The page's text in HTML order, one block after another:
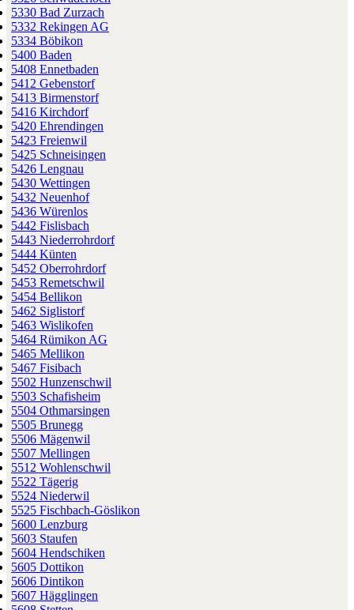
5330 Bad Zurzach
5332 Rekingen AG
5334 Böbikon
5400 Baden
5408 Ennetbaden
5412 Gebenstorf
5413 Birmenstorf
5416 Kirchdorf
5420 Ehrendingen
5423 Freienwil
5425 Schneisingen
5426 Lengnau
5430 Wettingen
5432 Neuenhof
5436 Würenlos
5442 Fislisbach
5443 Niederrohrdorf
5444 Künten
5452 Oberrohrdorf
5453 Remetschwil
5454 Bellikon
5462 Siglistorf
5463 Wislikofen
5464 Rümikon AG
5465 Mellikon
5467 Fisibach
5502 Hunzenschwil
5503 Schafisheim
5504 Othmarsingen
5505 Brunegg
5506 Mägenwil
5507 Mellingen
5512 Wohlenschwil
5522 Tägerig
5524 Niederwil
5525 Fischbach-Göslikon
5600 Lenzburg
5603 Staufen
5604 Hendschiken
5605 Dottikon
5606 Dintikon
5607 Hägglingen